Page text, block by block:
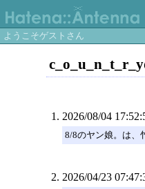
ようこそゲストさん
2026/08/04
8/8のヤン娘。は、
2026/04/23